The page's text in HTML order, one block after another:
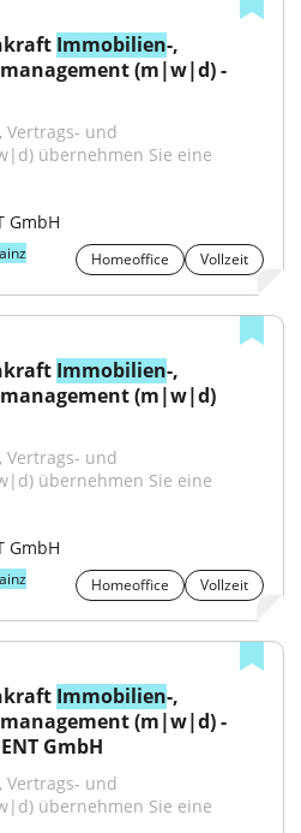
Immobilien-,
(m|w|d) -
Vertrags- und
übernehmen Sie eine
GmbH
Homeoffice Vollzeit
Immobilien-,
(m|w|d)
Vertrags- und
übernehmen Sie eine
GmbH
Homeoffice Vollzeit
Immobilien-,
(m|w|d) -
GmbH
Vertrags- und
übernehmen Sie eine